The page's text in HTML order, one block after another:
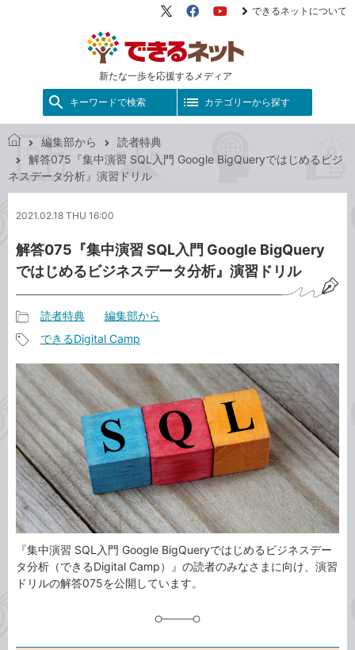
新たな一歩を応援するメディア
X（旧
FacebookYouTube
できるネットについて
キーワードで検索 カテゴリーから探す
で
き
ッ
編集部から
読者特典
解答075『集中演習 SQL入門 Google BigQueryではじめるビジ
ネスデータ分析』演習ドリル
2021.02.18 THU 16:00
解答075『集中演習 SQL入門 Google BigQuery
ではじめるビジネスデータ分析』演習ドリル
事
カ
テ
ゴ
リ
読者特典 編集部から
事
タ
グ
できるDigital Camp
『集中演習 SQL入門 Google BigQueryではじめるビジネスデー
タ分析（できるDigital Camp）』の読者のみなさまに向け、演習
ドリルの解答075を公開しています。